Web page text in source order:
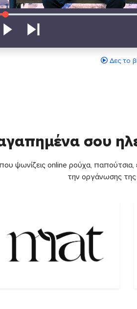
Δες το
σου
ψωνίζεις online ρούχα, παπούτσια,
την οργάνωσης της